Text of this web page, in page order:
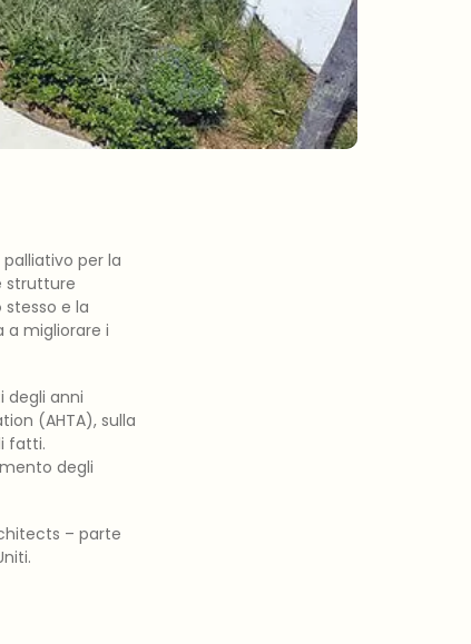
per la
strutture
stesso e la
a migliorare i
degli anni
(AHTA), sulla
fatti.
degli
– parte